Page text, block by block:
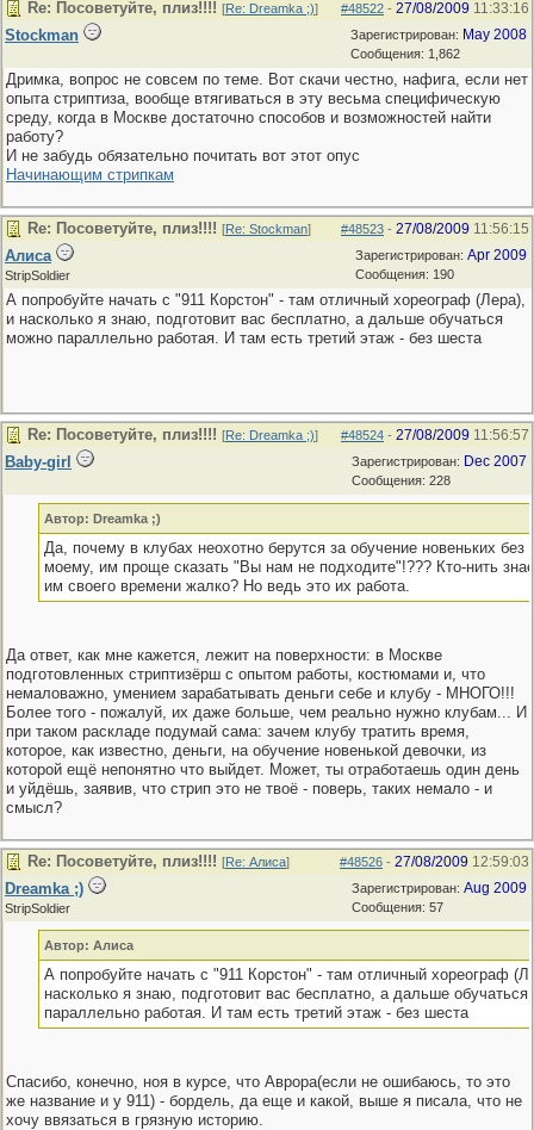
#48522 - 27/08/2009 11:33:16
Re: Посоветуйте, плиз!!!! [Re: Dreamka ;)]
Зарегистрирован: May 2008
Сообщения: 1,862
Stockman
Дримка, вопрос не совсем по теме. Вот скачи честно, нафига, если нет
опыта стриптиза, вообще втягиваться в эту весьма специфическую
среду, когда в Москве достаточно способов и возможностей найти
работу?
И не забудь обязательно почитать вот этот опус
Начинающим стрипкам
#48523 - 27/08/2009 11:56:15
Re: Посоветуйте, плиз!!!! [Re: Stockman]
Зарегистрирован: Apr 2009
Сообщения: 190
Алиса
StripSoldier
А попробуйте начать с "911 Корстон" - там отличный хореограф (Лера),
и насколько я знаю, подготовит вас бесплатно, а дальше обучаться
можно параллельно работая. И там есть третий этаж - без шеста
#48524 - 27/08/2009 11:56:57
Re: Посоветуйте, плиз!!!! [Re: Dreamka ;)]
Зарегистрирован: Dec 2007
Сообщения: 228
Baby-girl
Автор: Dreamka ;)
Да, почему в клубах неохотно берутся за обучение новеньких без
моему, им проще сказать "Вы нам не подходите"!??? Кто-нить
им своего времени жалко? Но ведь это их работа.
Да ответ, как мне кажется, лежит на поверхности: в Москве
подготовленных стриптизёрш с опытом работы, костюмами и, что
немаловажно, умением зарабатывать деньги себе и клубу - МНОГО!!!
Более того - пожалуй, их даже больше, чем реально нужно клубам... И
при таком раскладе подумай сама: зачем клубу тратить время,
которое, как известно, деньги, на обучение новенькой девочки, из
которой ещё непонятно что выйдет. Может, ты отработаешь один день
и уйдёшь, заявив, что стрип это не твоё - поверь, таких немало - и
смысл?
#48526 - 27/08/2009 12:59:03
Re: Посоветуйте, плиз!!!! [Re: Алиса]
Зарегистрирован: Aug 2009
Сообщения: 57
Dreamka ;)
StripSoldier
Автор: Алиса
А попробуйте начать с "911 Корстон" - там отличный хореограф
насколько я знаю, подготовит вас бесплатно, а дальше
параллельно работая. И там есть третий этаж - без шеста
Спасибо, конечно, ноя в курсе, что Аврора(если не ошибаюсь, то это
же название и у 911) - бордель, да еще и какой, выше я писала, что не
хочу ввязаться в грязную историю.